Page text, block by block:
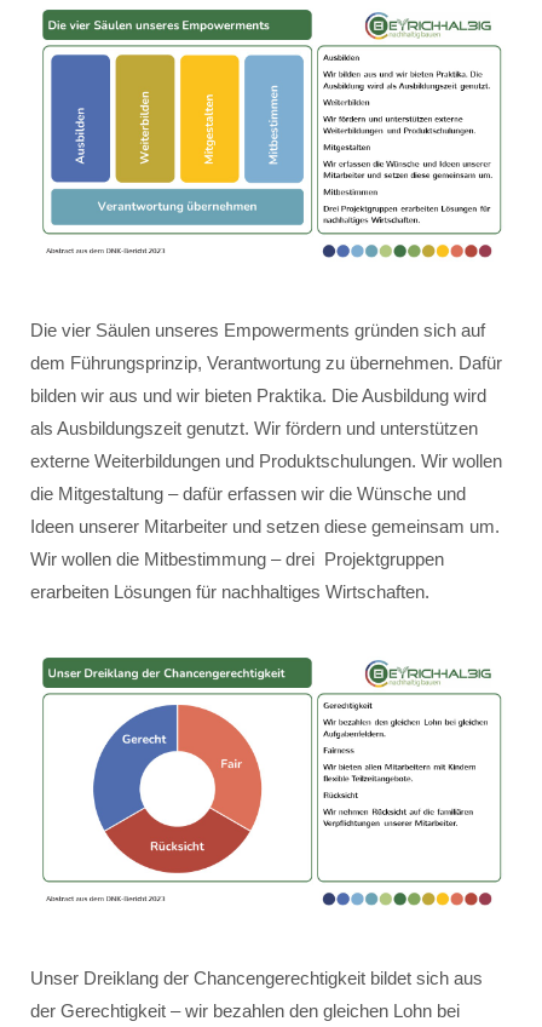
Die vier Säulen unseres Empowerments gründen sich auf
dem Führungsprinzip, Verantwortung zu übernehmen. Dafür
bilden wir aus und wir bieten Praktika. Die Ausbildung wird
als Ausbildungszeit genutzt. Wir fördern und unterstützen
externe Weiterbildungen und Produktschulungen. Wir wollen
die Mitgestaltung – dafür erfassen wir die Wünsche und
Ideen unserer Mitarbeiter und setzen diese gemeinsam um.
Wir wollen die Mitbestimmung – drei Projektgruppen
erarbeiten Lösungen für nachhaltiges Wirtschaften.
Unser Dreiklang der Chancengerechtigkeit bildet sich aus
der Gerechtigkeit – wir bezahlen den gleichen Lohn bei